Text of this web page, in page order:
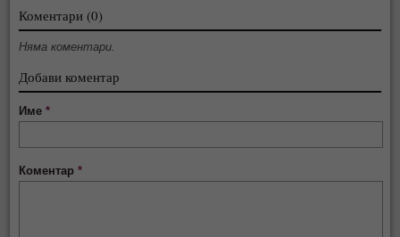
Коментари (0)
Няма коментари.
Добави коментар
Име*
Коментар*